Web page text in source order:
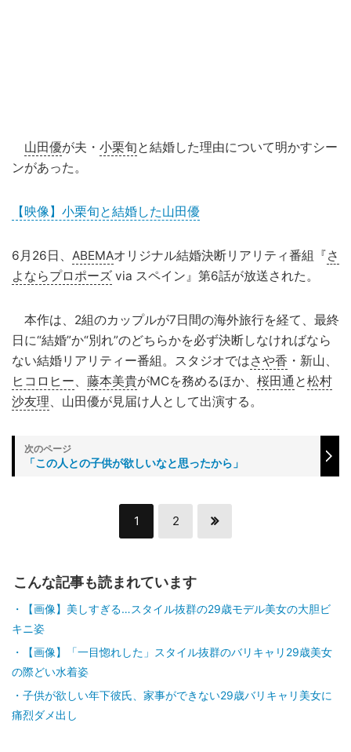
山田優が夫・ 小栗旬と結婚した理由について明かすシー
ンがあった。
【映像】小栗旬と結婚した山田優
6月26日、 ABEMAオリジナル結婚決断リアリティ番組『さ
よならプロポーズ via スペイン』第6話が放送された。
本作は、2組のカップルが7日間の海外旅行を経て、最終
日に“結婚”か“別れ”のどちらかを必ず決断しなければなら
ない結婚リアリティー番組。スタジオではさや香 ・新山、
ヒコロヒー、 藤本美貴がMCを務めるほか、 桜田通 と松村
沙友理、山田優が見届け人として出演する。
「この人との子供が欲しいなと思ったから」
1 2
こんな記事も読まれています
【画像】美しすぎる…スタイル抜群の29歳モデル美女の大胆ビ
キニ姿
【画像】「一目惚れした」スタイル抜群のバリキャリ29歳美女
の際どい水着姿
子供が欲しい年下彼氏、家事ができない29歳バリキャリ美女に
痛烈ダメ出し